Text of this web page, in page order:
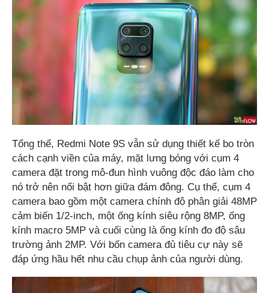
Tổng thể, Redmi Note 9S vẫn sử dụng thiết kế bo tròn
cách cạnh viền của máy, mặt lưng bóng với cụm 4
camera đặt trong mô-đun hình vuông độc đáo làm cho
nó trở nên nổi bật hơn giữa đám đông. Cụ thể, cụm 4
camera bao gồm một camera chính độ phân giải 48MP
cảm biến 1/2-inch, một ống kính siêu rộng 8MP, ống
kính macro 5MP và cuối cùng là ống kính đo độ sâu
trường ảnh 2MP. Với bốn camera đủ tiêu cự này sẽ
đáp ứng hầu hết nhu cầu chụp ảnh của người dùng.